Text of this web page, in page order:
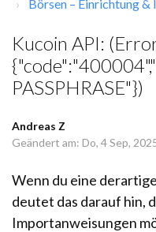
Börsen – Einrichtung
Kucoin API:
PASSPHRASE"})
Andreas Z
Geändert am: Do, 4 Sep,
Wenn du eine
deutet das darauf hin,
Importanweisungen